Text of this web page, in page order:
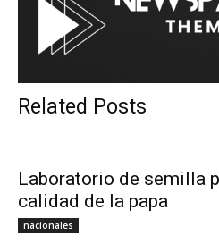
Related Posts
Laboratorio de semilla
calidad de la papa
nacionales